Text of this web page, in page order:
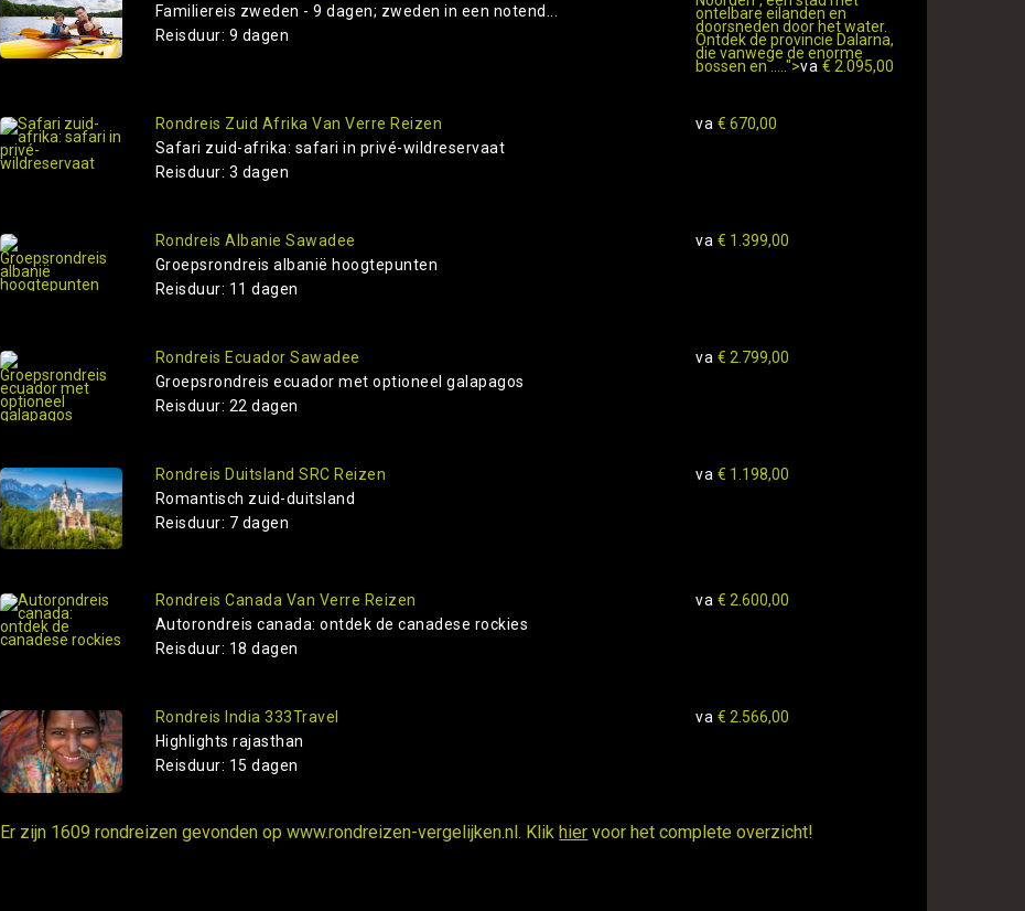
Familiereis zweden - 9 dagen; zweden in een notend...
Reisduur: 9 dagen
ontelbare eilanden en
doorsneden door het water.
Ontdek de provincie Dalarna,
die vanwege de enorme
bossen en .....">va € 2.095,00
Rondreis Zuid Afrika Van Verre Reizen
Safari zuid-afrika: safari in privé-wildreservaat
Reisduur: 3 dagen
va € 670,00
Rondreis Albanie Sawadee
Groepsrondreis albanië hoogtepunten
Reisduur: 11 dagen
va € 1.399,00
Rondreis Ecuador Sawadee
Groepsrondreis ecuador met optioneel galapagos
Reisduur: 22 dagen
va € 2.799,00
Rondreis Duitsland SRC Reizen
Romantisch zuid-duitsland
Reisduur: 7 dagen
va € 1.198,00
Rondreis Canada Van Verre Reizen
Autorondreis canada: ontdek de canadese rockies
Reisduur: 18 dagen
va € 2.600,00
Rondreis India 333Travel
Highlights rajasthan
Reisduur: 15 dagen
va € 2.566,00
Er zijn 1609 rondreizen gevonden op www.rondreizen-vergelijken.nl. Klikhier voor het complete overzicht!